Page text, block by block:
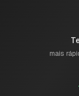
mais